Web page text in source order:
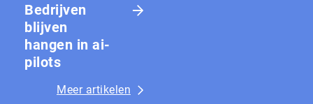
Bedrijven
blijven
hangen in ai-
pilots
Meer artikelen